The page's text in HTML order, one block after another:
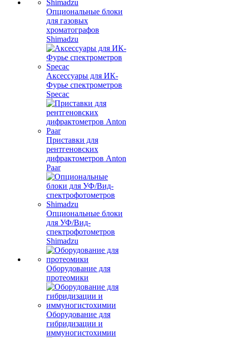
Опциональные блоки
для газовых
хроматографов
Shimadzu
Аксессуары для ИК-
Фурье спектрометров
Specac
Приставки для
рентгеновских
дифрактометров Anton
Paar
Опциональные блоки
для УФ/Вид-
спектрофотометров
Shimadzu
Оборудование для
протеомики
Оборудование для
гибридизации и
иммуногистохимии